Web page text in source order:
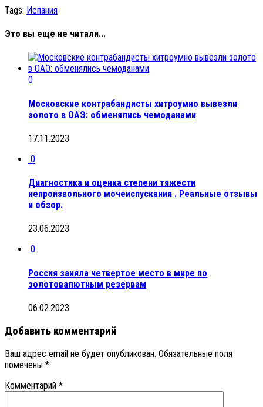
Tags: Испания
Это вы еще не читали...
0
Московские контрабандисты хитроумно вывезли
золото в ОАЭ: обменялись чемоданами
17.11.2023
0
Диагностика и оценка степени тяжести
непроизвольного мочеиспускания . Реальные отзывы
и обзор.
23.06.2023
0
Россия заняла четвертое место в мире по
золотовалютным резервам
06.02.2023
Добавить комментарий
Ваш адрес email не будет опубликован. Обязательные поля
помечены *
Комментарий *